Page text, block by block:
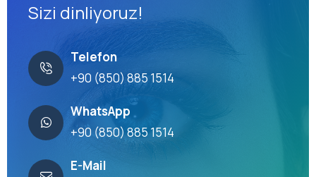
Sizi dinliyoruz!
Telefon
+90 (850) 885 1514
WhatsApp
+90 (850) 885 1514
E-Mail